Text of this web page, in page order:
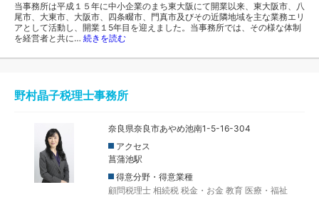
当事務所は平成１５年に中小企業のまち東大阪にて開業以来、東大阪市、八
尾市、大東市、大阪市、四条畷市、門真市及びその近隣地域を主な業務エリ
アとして活動し、開業１5年目を迎えました。当事務所では、その様な体制
を経営者と共に… 続きを読む
野村晶子税理士事務所
奈良県奈良市あやめ池南1-5-16-304
アクセス
菖蒲池駅
得意分野・得意業種
顧問税理士 相続税 税金・お金 教育 医療・福祉